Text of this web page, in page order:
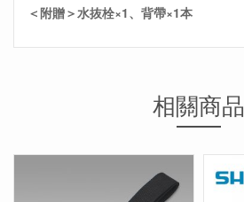
＜附贈＞水抜栓×1、背帶×1本
相關商品